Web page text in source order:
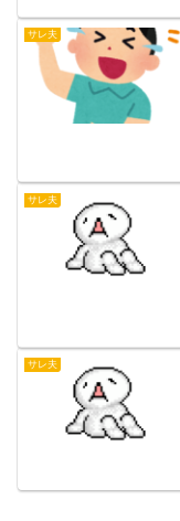
サレ夫
サレ夫
サレ夫